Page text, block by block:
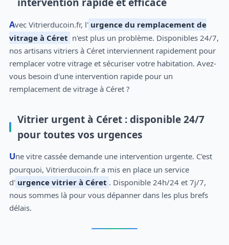
Avec Vitrierducoin.fr, l' urgence du remplacement de
vitrage à Céret n'est plus un problème. Disponibles 24/7,
nos artisans vitriers à Céret interviennent rapidement pour
remplacer votre vitrage et sécuriser votre habitation. Avez-
vous besoin d'une intervention rapide pour un
remplacement de vitrage à Céret ?
Vitrier urgent à Céret : disponible 24/7
pour toutes vos urgences
Une vitre cassée demande une intervention urgente. C'est
pourquoi, Vitrierducoin.fr a mis en place un service
d' urgence vitrier à Céret . Disponible 24h/24 et 7j/7,
nous sommes là pour vous dépanner dans les plus brefs
délais.